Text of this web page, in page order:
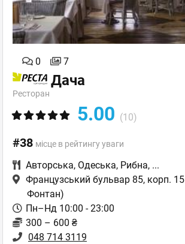
0 7
Дача
Ресторан
5.00 (10)
#38 місце в рейтингу уваги
Авторська, Одеська, Рибна, ...
Французський бульвар 85, корп. 15
Фонтан)
Пн–Нд 10:00 - 23:00
300 – 600 ₴
048 714 3119